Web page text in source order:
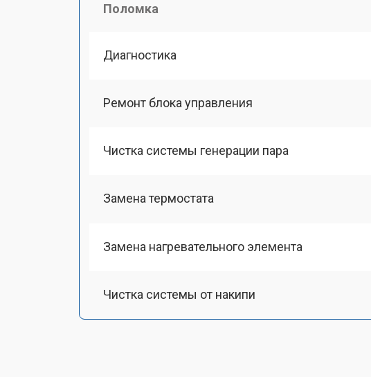
Поломка
Диагностика
Ремонт блока управления
Чистка системы генерации пара
Замена термостата
Замена нагревательного элемента
Чистка системы от накипи